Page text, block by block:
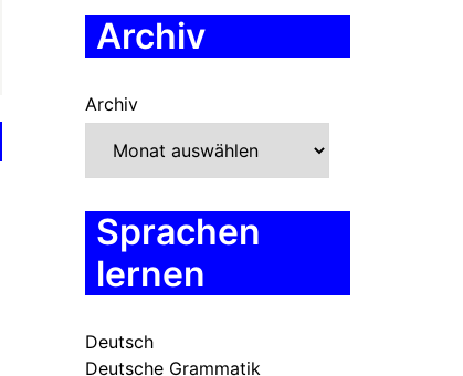
Archiv
Archiv
Sprachen
lernen
Deutsch
Deutsche Grammatik